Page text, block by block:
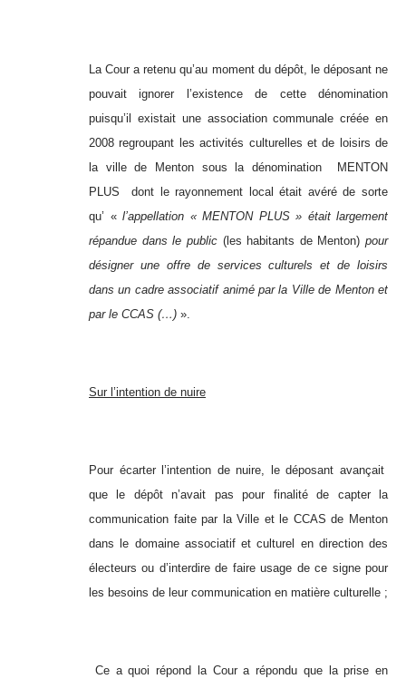
La Cour a retenu qu’au moment du dépôt, le déposant ne
pouvait ignorer l’existence de cette dénomination
puisqu’il existait une association communale créée en
2008 regroupant les activités culturelles et de loisirs de
la ville de Menton sous la dénomination MENTON
PLUS dont le rayonnement local était avéré de sorte
qu’ « l’appellation « MENTON PLUS » était largement
répandue dans le public(les habitants de Menton) pour
désigner une offre de services culturels et de loisirs
dans un cadre associatif animé par la Ville de Menton et
par le CCAS (…) ».
Sur l’intention de nuire
Pour écarter l’intention de nuire, le déposant avançait
que le dépôt n’avait pas pour finalité de capter la
communication faite par la Ville et le CCAS de Menton
dans le domaine associatif et culturel en direction des
électeurs ou d’interdire de faire usage de ce signe pour
les besoins de leur communication en matière culturelle ;
Ce a quoi répond la Cour a répondu que la prise en